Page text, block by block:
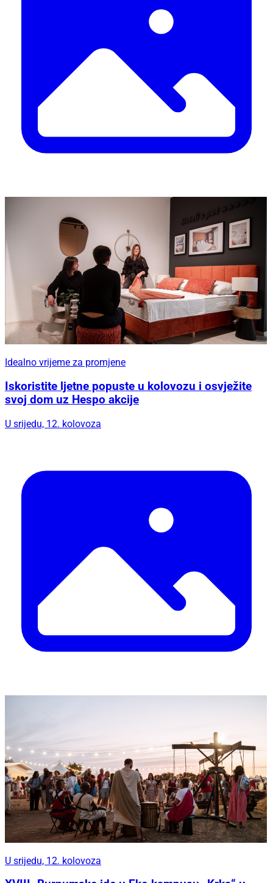
Idealno vrijeme za promjene
Iskoristite ljetne popuste u kolovozu i osvježite
svoj dom uz Hespo akcije
U srijedu, 12. kolovoza
U srijedu, 12. kolovoza